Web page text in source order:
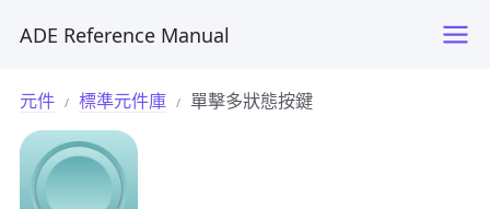
ADE Reference Manual
元件 標準元件庫 單擊多狀態按鍵